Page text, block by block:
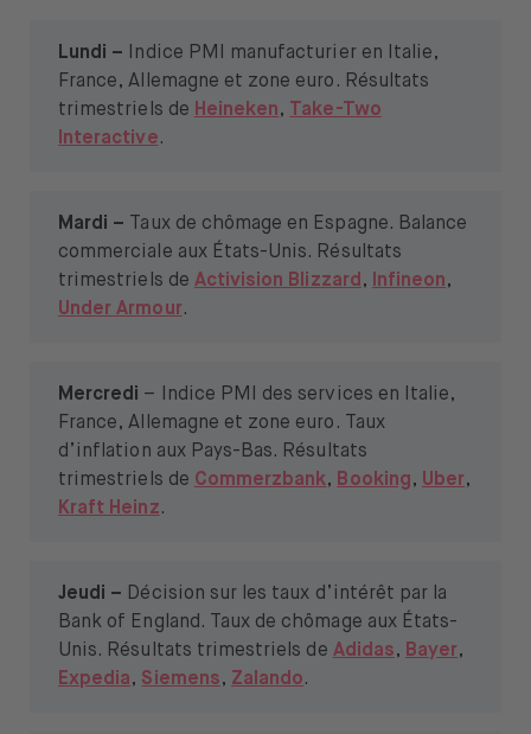
Lundi – Indice PMI manufacturier en Italie,
France, Allemagne et zone euro. Résultats
trimestriels de Heineken, Take-Two
Interactive.
Mardi –
Taux de chômage en Espagne. Balance
commerciale aux États-Unis. Résultats
trimestriels de Activision Blizzard, Infineon,
Under Armour.
Mercredi – Indice PMI des services en Italie,
France, Allemagne et zone euro. Taux
d’inflation aux Pays-Bas. Résultats
trimestriels de Commerzbank, Booking, Uber,
Kraft Heinz.
Jeudi – Décision sur les taux d’intérêt par la
Bank of England. Taux de chômage aux États-
Unis. Résultats trimestriels de Adidas, Bayer,
Expedia, Siemens, Zalando.